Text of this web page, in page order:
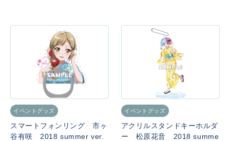
イベントグッズ
スマートフォンリング 市ヶ
谷有咲 2018 summer ver.
イベントグッズ
アクリルスタンドキーホルダ
ー 松原花音 2018 summe